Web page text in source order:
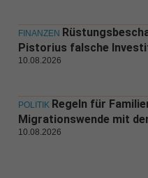
FINANZEN
Pistorius falsche
10.08.2026
POLITIK Regeln für
Migrationswende mit
10.08.2026